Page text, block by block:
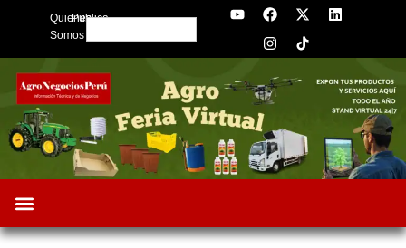
Quienes
Somos
Publica
Search
Y
o
b
e
F
a
c
e
o
o
k
X
-
t
w
t
L
i
d
n
I
n
s
t
g
r
a